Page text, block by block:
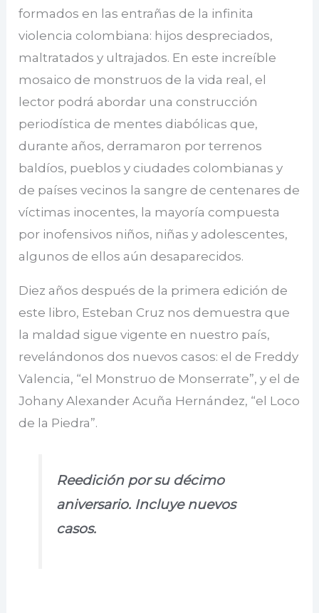
formados en las entrañas de la infinita
violencia colombiana: hijos despreciados,
maltratados y ultrajados. En este increíble
mosaico de monstruos de la vida real, el
lector podrá abordar una construcción
periodística de mentes diabólicas que,
durante años, derramaron por terrenos
baldíos, pueblos y ciudades colombianas y
de países vecinos la sangre de centenares de
víctimas inocentes, la mayoría compuesta
por inofensivos niños, niñas y adolescentes,
algunos de ellos aún desaparecidos.
Diez años después de la primera edición de
este libro, Esteban Cruz nos demuestra que
la maldad sigue vigente en nuestro país,
revelándonos dos nuevos casos: el de Freddy
Valencia, “el Monstruo de Monserrate”, y el de
Johany Alexander Acuña Hernández, “el Loco
de la Piedra”.
Reedición por su décimo
aniversario. Incluye nuevos
casos.